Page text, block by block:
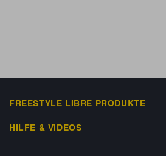
FREESTYLE LIBRE PRODUKTE
HILFE & VIDEOS